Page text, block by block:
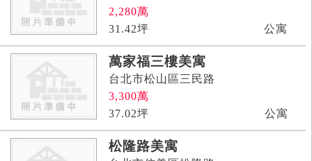
2,280萬
31.42坪 公寓
萬家福三樓美寓
台北市松山區三民路
3,300萬
37.02坪 公寓
松隆路美寓